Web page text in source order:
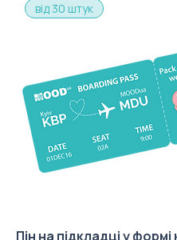
від 30 штук
Пін на підкладці у формі